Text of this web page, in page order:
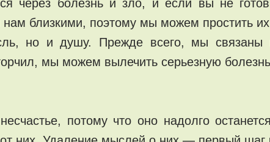
через болезнь и зло, и если вы не
близкими, поэтому мы можем простить
но и душу. Прежде всего, мы
мы можем вылечить серьезную
потому что оно надолго